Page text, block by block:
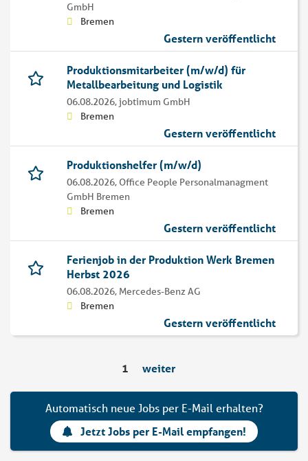
GmbH
Bremen
Gestern veröffentlicht
Produktionsmitarbeiter (m/w/d) für
Metallbearbeitung und Logistik
06.08.2026,jobtimum GmbH
Bremen
Gestern veröffentlicht
Produktionshelfer (m/w/d)
06.08.2026, Office People Personalmanagment
GmbH Bremen
Bremen
Gestern veröffentlicht
Ferienjob in der Produktion Werk Bremen
Herbst 2026
06.08.2026, Mercedes-Benz AG
Bremen
Gestern veröffentlicht
1 weiter
Automatisch neue Jobs per E-Mail erhalten?
Jetzt Jobs per E-Mail empfangen!